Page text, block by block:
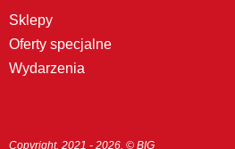
Sklepy
Oferty specjalne
Wydarzenia
Copyright. 2021 - 2026. © BIG